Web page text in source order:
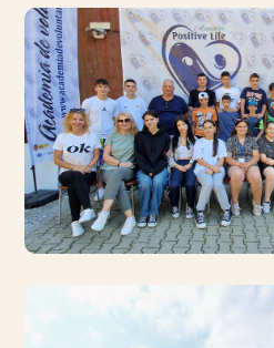
Stagiu de voluntariat
pentru tineri organizat în